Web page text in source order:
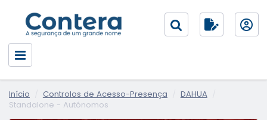
Início Controlos de Acesso-Presença
DAHUA
Standalone - Autónomos